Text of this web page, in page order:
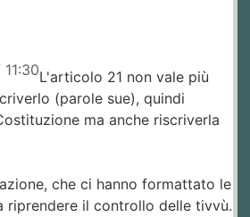
11:30L'articolo 21 non vale più
(parole sue), quindi
ma anche riscriverla
che ci hanno formattato le
riprendere il controllo delle tivvù.